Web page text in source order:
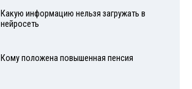
Какую информацию нельзя загружать в
нейросеть
Кому положена повышенная пенсия